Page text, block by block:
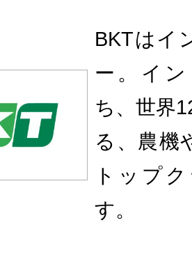
BKTはイ
ー。イ
ち、世界
る、農機
トップ
す。